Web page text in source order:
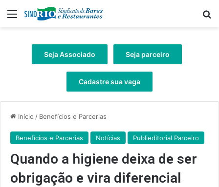
Menu
Seja Associado Seja parceiro
Cadastre sua vaga
Início / Benefícios e Parcerias
Benefícios e Parcerias Notícias Publieditorial Parceiro
Quando a higiene deixa de ser
obrigação e vira diferencial